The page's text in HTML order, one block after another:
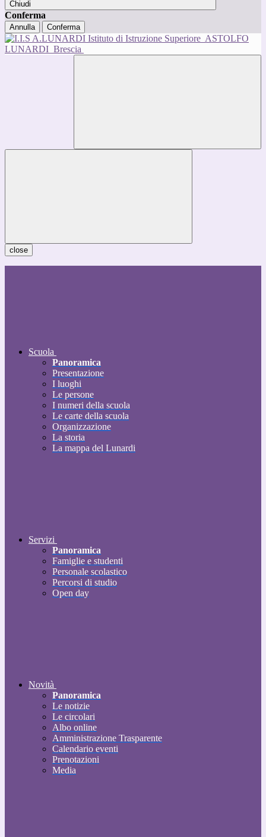
Chiudi
Conferma
Annulla Conferma
Istituto di Istruzione Superiore ASTOLFO
LUNARDI Brescia
close
Scuola
Panoramica
Presentazione
I luoghi
Le persone
I numeri della scuola
Le carte della scuola
Organizzazione
La storia
La mappa del Lunardi
Servizi
Panoramica
Famiglie e studenti
Personale scolastico
Percorsi di studio
Open day
Novità
Panoramica
Le notizie
Le circolari
Albo online
Amministrazione Trasparente
Calendario eventi
Prenotazioni
Media